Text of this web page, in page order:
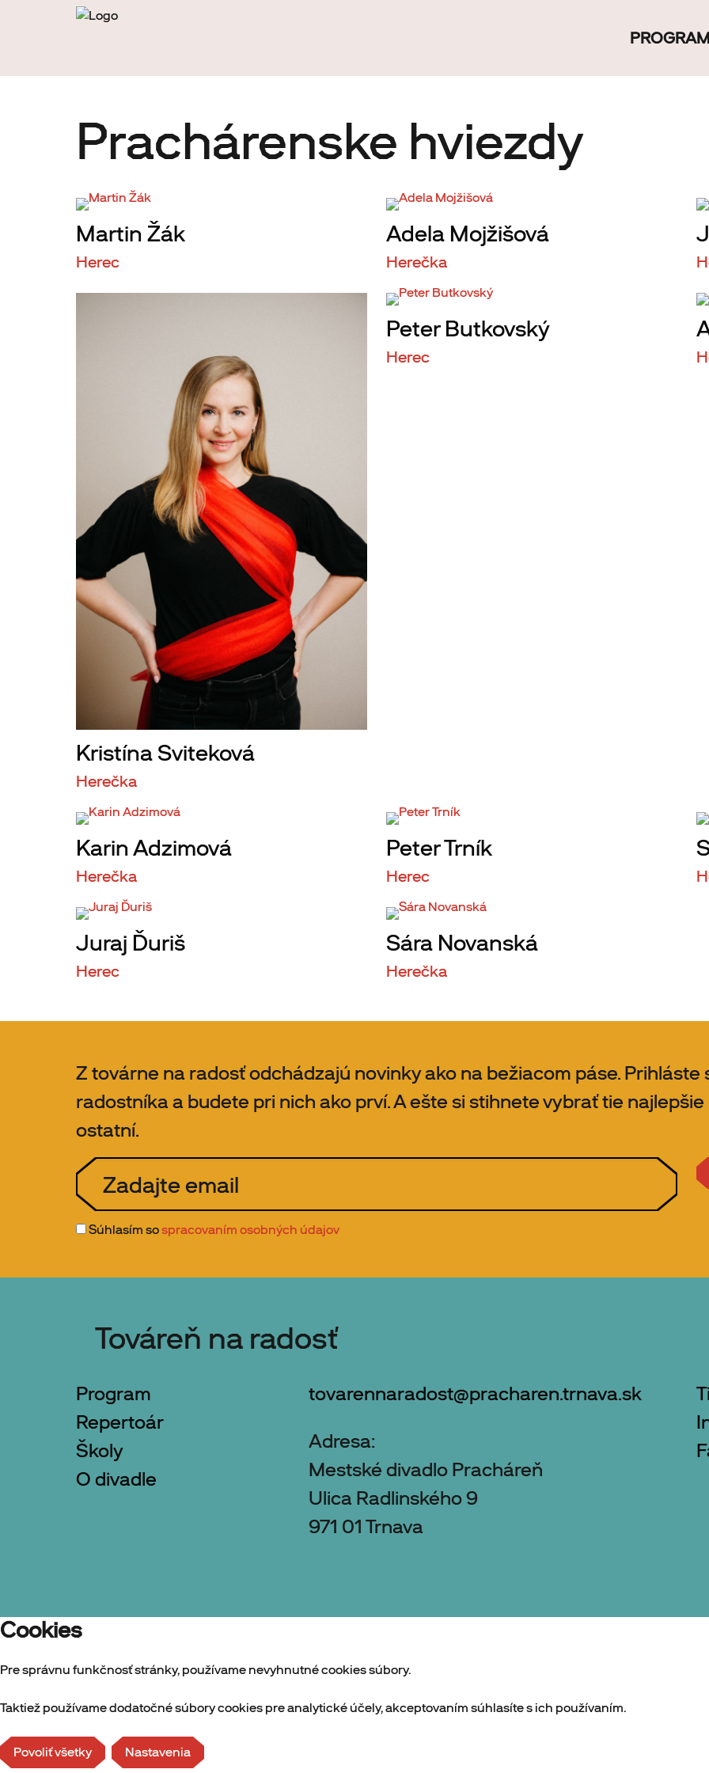
Prachárenske hviezdy
Martin Žák
Herec
Adela Mojžišová
Herečka
Kristína Sviteková
Herečka
Peter Butkovský
Herec
Karin Adzimová
Herečka
Peter Trník
Herec
Juraj Ďuriš
Herec
Sára Novanská
Herečka
Z továrne na radosť odchádzajú novinky ako na bežiacom páse.
radostníka a budete pri nich ako prví. A ešte si stihnete vybrať tie
ostatní.
Súhlasím sospracovaním osobných údajov
Továreň na radosť
Program
Repertoár
Školy
O divadle
tovarennaradost@pracharen.trnava.sk
Adresa:
Mestské divadlo Pracháreň
Ulica Radlinského 9
971 01 Trnava
Cookies
Pre správnu funkčnosť stránky, používame nevyhnutné cookies súbory.
Taktiež používame dodatočné súbory cookies pre analytické účely, akceptovaním súhlasíte s ich používaním.
Povoliť všetky Nastavenia